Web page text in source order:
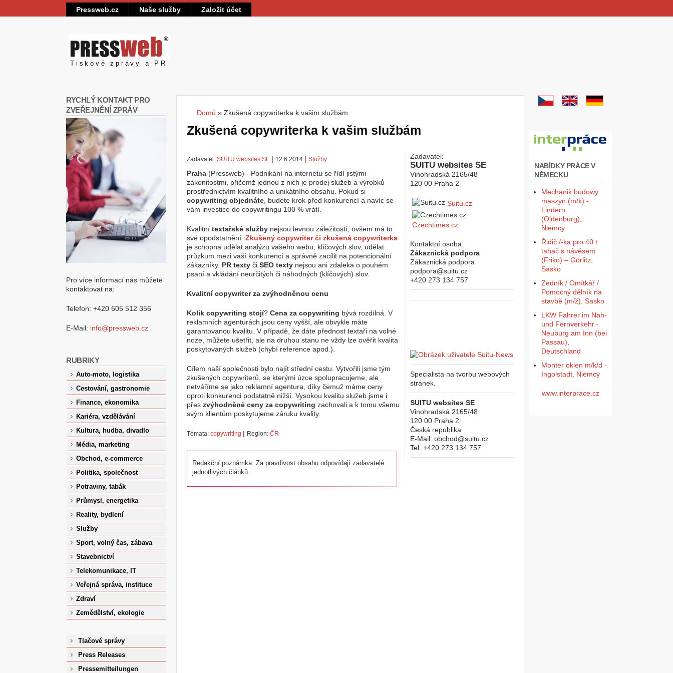
Pressweb.cz Naše služby Založit účet
Pressweb
Tiskové zprávy a PR
Jste zde
Domů » Zkušená copywriterka k vašim službám
Zkušená copywriterka k vašim službám
Zadavatel: SUITU websites SE | 12.6.2014 | Služby
Praha (Pressweb) - Podnikání na internetu se řídí jistými
zákonitostmi, přičemž jednou z nich je prodej služeb a výrobků
prostřednictvím kvalitního a unikátního obsahu. Pokud si
copywriting objednáte , budete krok před konkurencí a navíc se
vám investice do copywritingu 100 % vrátí.
Kvalitní textařské služby nejsou levnou záležitostí, ovšem má to
své opodstatnění. Zkušený copywriter či zkušená copywriterka
je schopna udělat analýzu vašeho webu, klíčových slov, udělat
průzkum mezi vaší konkurencí a správně zacílit na potencionální
zákazníky. PR texty či SEO texty nejsou ani zdaleka o pouhém
psaní a vkládání neurčitých či náhodných (klíčových) slov.
Kvalitní copywriter za zvýhodněnou cenu
Kolik copywriting stojí? Cena za copywriting bývá rozdílná. V
reklamních agenturách jsou ceny vyšší, ale obvykle máte
garantovanou kvalitu. V případě, že dáte přednost textaři na volné
noze, můžete ušetřit, ale na druhou stanu ne vždy lze ověřit kvalita
poskytovaných služeb (chybí reference apod.).
Cílem naší společnosti bylo najít střední cestu. Vytvořili jsme tým
zkušených copywriterů, se kterými úzce spolupracujeme, ale
netváříme se jako reklamní agentura, díky čemuž máme ceny
oproti konkurenci podstatně nižší. Vysokou kvalitu služeb jsme i
přes zvýhodněné ceny za copywriting zachovali a k tomu všemu
svým klientům poskytujeme záruku kvality.
Témata: copywriting | Region: ČR
Redakční poznámka: Za pravdivost obsahu odpovídají zadavatelé
jednotlivých článků.
Zadavatel:
SUITU websites SE
Vinohradská 2165/48
120 00 Praha 2
Suitu.cz
Czechtimes.cz
Kontaktní osoba:
Zákaznická podpora
Zákaznická podpora
podpora@suitu.cz
+420 273 134 757
Specialista na tvorbu webových
stránek.
SUITU websites SE
Vinohradská 2165/48
120 00 Praha 2
Česká republika
E-Mail:obchod@suitu.cz
Tel:+420 273 134 757
RYCHLÝ KONTAKT PRO
ZVEŘEJNĚNÍ ZPRÁV
Pro více informací nás můžete
kontaktovat na:
Telefon: +420 605 512 356
E-Mail: info@pressweb.cz
RUBRIKY
Auto-moto, logistika
Cestování, gastronomie
Finance, ekonomika
Kariéra, vzdělávání
Kultura, hudba, divadlo
Média, marketing
Obchod, e-commerce
Politika, společnost
Potraviny, tabák
Průmysl, energetika
Reality, bydlení
Služby
Sport, volný čas, zábava
Stavebnictví
Telekomunikace, IT
Veřejná správa, instituce
Zdraví
Zemědělství, ekologie
Tlačové správy
Press Releases
Pressemitteilungen
NABÍDKY PRÁCE V
NĚMECKU
Mechanik budowy
maszyn (m/k) -
Lindern
(Oldenburg),
Niemcy
Řidič /-ka pro 40 t
tahač s návěsem
(Friko) – Görlitz,
Sasko
Zedník / Omítkář /
Pomocný dělník na
stavbě (m/ž), Sasko
LKW Fahrer im Nah-
und Fernverkehr -
Neuburg am Inn (bei
Passau),
Deutschland
Monter okien m/k/d -
Ingolstadt, Niemcy
www.interprace.cz